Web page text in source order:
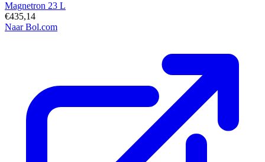
Magnetron 23 L
€435,14
Naar Bol.com